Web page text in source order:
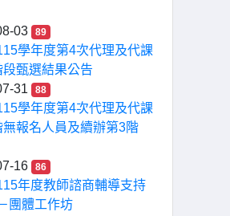
03
89
學年度第4次代理及代課
甄選結果公告
31
88
學年度第4次代理及代課
報名人員及續辦第3階
16
86
年度教師諮商輔導支持
團體工作坊